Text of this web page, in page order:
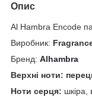
Опис
Al Hambra Encode
Виробник:
Бренд: Alhambra
Верхні ноти:
Ноти серця: шкіра,